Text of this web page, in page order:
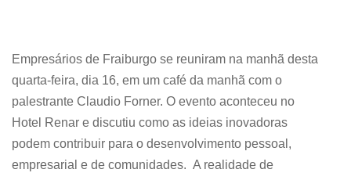
Empresários de Fraiburgo se reuniram na manhã desta
quarta-feira, dia 16, em um café da manhã com o
palestrante Claudio Forner. O evento aconteceu no
Hotel Renar e discutiu como as ideias inovadoras
podem contribuir para o desenvolvimento pessoal,
empresarial e de comunidades. A realidade de